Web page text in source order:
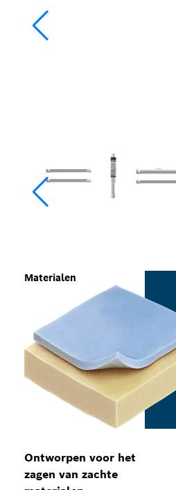
Ontworpen voor het
zagen van zachte
Materialen